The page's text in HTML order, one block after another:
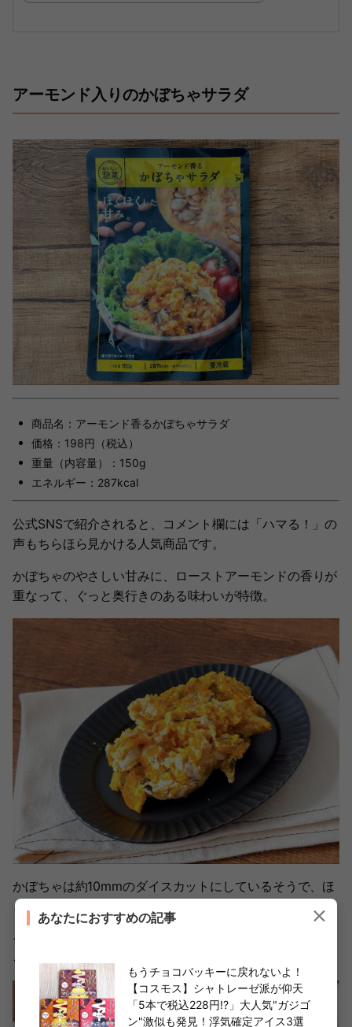
アーモンド入りのかぼちゃサラダ
商品名：アーモンド香るかぼちゃサラダ
価格：198円（税込）
重量（内容量）：150g
エネルギー：287kcal
公式SNSで紹介されると、コメント欄には「ハマる！」の
声もちらほら見かける人気商品です。
かぼちゃのやさしい甘みに、ローストアーモンドの香りが
重なって、ぐっと奥行きのある味わいが特徴。
かぼちゃは約10mmのダイスカットにしているそうで、ほ
どよくほくほく感が残っているのもポイント。
そこにマヨネーズのなめらかなコクが加わって、全体をま
ろやかにまとめています。……これはたしかにハマる。
あなたにおすすめの記事
もうチョコバッキーに戻れないよ！
【コスモス】シャトレーゼ派が仰天
「5本で税込228円!?」大人気"ガジゴ
ン"激似も発見！浮気確定アイス3選